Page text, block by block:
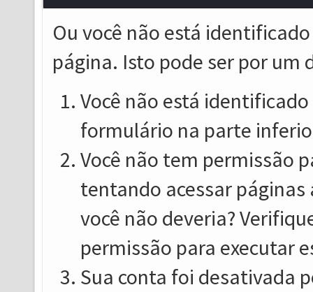
Ou você não está
página. Isto pode ser por um
Você não está
formulário na parte
Você não tem permissão
tentando acessar
você não deveria?
permissão para executar
Sua conta foi desativada